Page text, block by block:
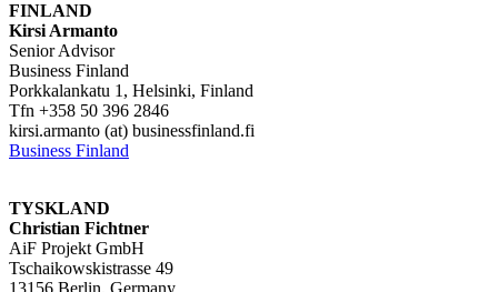
FINLAND
Kirsi Armanto
Senior Advisor
Business Finland
Porkkalankatu 1, Helsinki, Finland
Tfn +358 50 396 2846
kirsi.armanto (at) businessfinland.fi
Business Finland
TYSKLAND
Christian Fichtner
AiF Projekt GmbH
Tschaikowskistrasse 49